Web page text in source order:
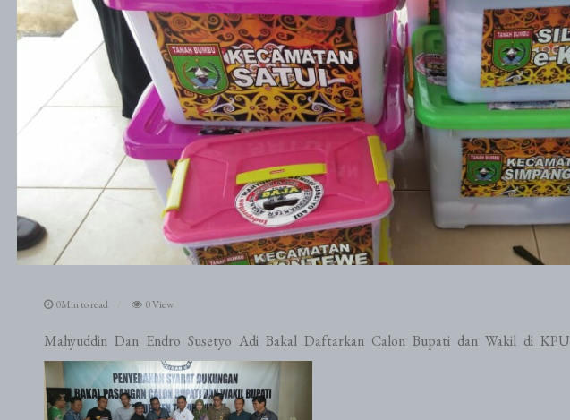
0Min to read 0 View
Mahyuddin Dan Endro Susetyo Adi Bakal Daftarkan Calon Bupati dan Wakil di KPU